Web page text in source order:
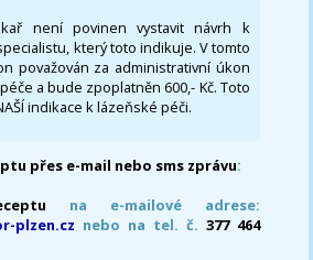
není povinen vystavit návrh k
který toto indikuje. V tomto
považován za administrativní úkon
a bude zpoplatněn 600,- Kč. Toto
indikace k lázeňské péči.
přes e-mail nebo sms zprávu:
na e-mailové adrese:
plzen.cz nebo na tel. č. 377 464